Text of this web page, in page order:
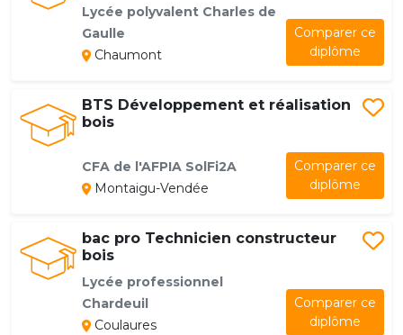
Lycée polyvalent Charles de
Gaulle
Chaumont
Comparer ce
diplôme
BTS Développement et réalisation
bois
CFA de l'AFPIA SolFi2A
Montaigu-Vendée
Comparer ce
diplôme
bac pro Technicien constructeur
bois
Lycée professionnel
Chardeuil
Coulaures
Comparer ce
diplôme